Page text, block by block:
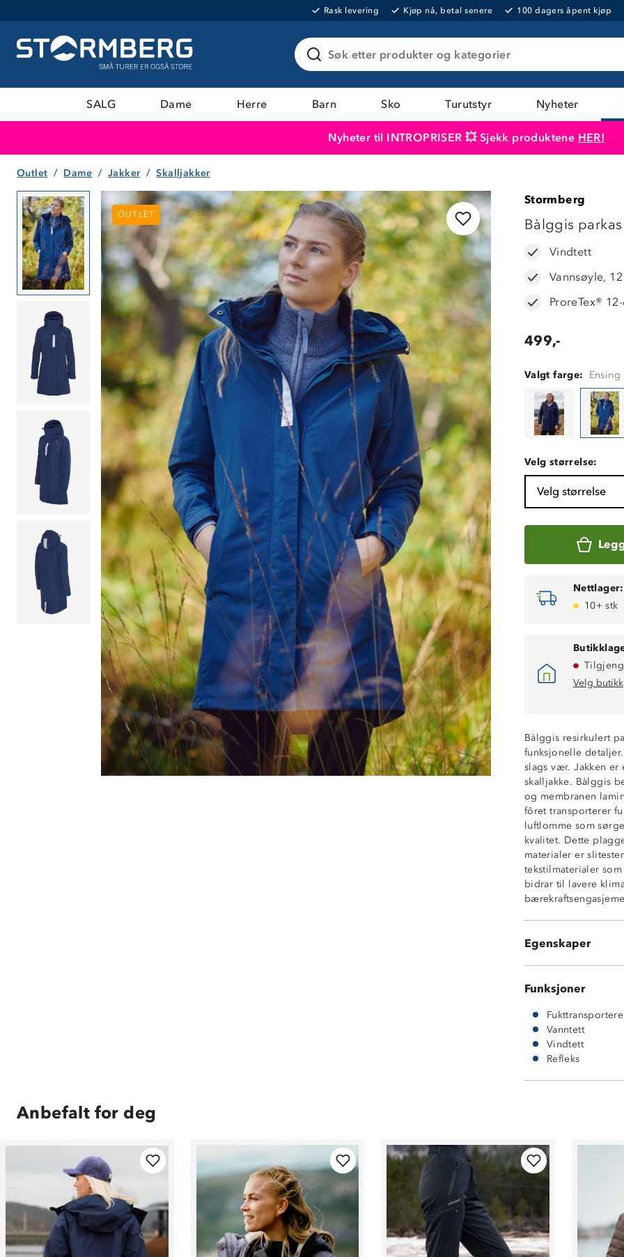
Rask levering Kjøp nå, betal senere 100 dagers åpent kjøp
Søk etter produkter og kategorier
SALG Dame Herre Barn Sko Turutstyr Nyheter
Nyheter til INTROPRISER 💥 Sjekk produktene HER!
Outlet Dame Jakker Skalljakker
OUTLET
OUTLET
Stormberg
Bàlggis parkas
Vindtett
Vannsøyle,
ProreTex®
499,-
Valgt farge: Ensing
Velg størrelse:
Velg størrelse
Nettlager:
10+ stk
Velg butikk
Bàlggis resirkulert
funksjonelle
slags vær. Jakken er
skalljakke. Bàlggis
og membranen
fôret transporterer
luftlomme som
kvalitet. Dette
materialer er
tekstilmaterialer
bidrar til lavere
Egenskaper
Tapede sømmer
Refleksdetalj
Reflekslogo på
Dobbel
Fleecefôr på
Fast hette med
To
Innerlomme
Toveis glidelås
2-lags skalljakke
Funksjoner
Vanntett
Vindtett
Refleks
Anbefalt for deg